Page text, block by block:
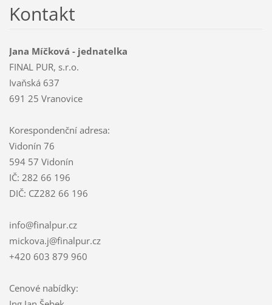
Kontakt
Jana Míčková - jednatelka
FINAL PUR, s.r.o.
Ivaňská 637
691 25 Vranovice
Korespondenční adresa:
Vidonín 76
594 57 Vidonín
IČ: 282 66 196
DIČ: CZ282 66 196
info@finalpur.cz
mickova.j@finalpur.cz
+420 603 879 960
Cenové nabídky: